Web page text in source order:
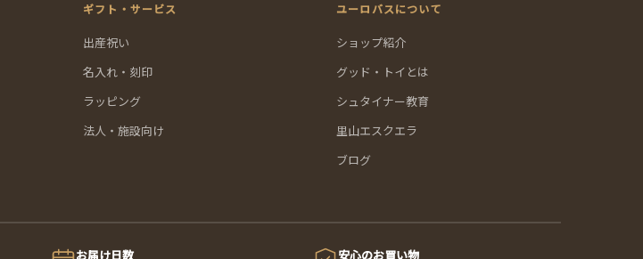
ギフト・サービス
出産祝い
名入れ・刻印
ラッピング
法人・施設向け
ユーロバスについて
ショップ紹介
グッド・トイとは
シュタイナー教育
里山エスクエラ
ブログ
お届け日数 安心のお買い物